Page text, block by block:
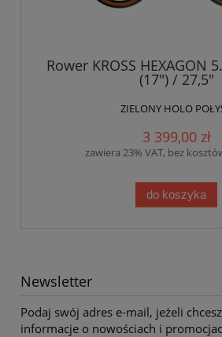
Rower KROSS HEXAGON
(17") / 27,5"
ZIELONY HOLO
3 399,00 zł
zawiera 23% VAT, bez
do koszyka
Newsletter
Podaj swój adres e-mail, jeżeli
informacje o nowościach i